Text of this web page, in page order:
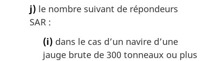
j) le nombre suivant de répondeurs
SAR :
(i) dans le cas d’un navire d’une
jauge brute de 300 tonneaux ou plus